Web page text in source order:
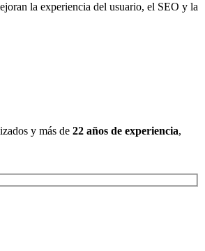
la experiencia del usuario, el SEO y la
y más de 22 años de experiencia,